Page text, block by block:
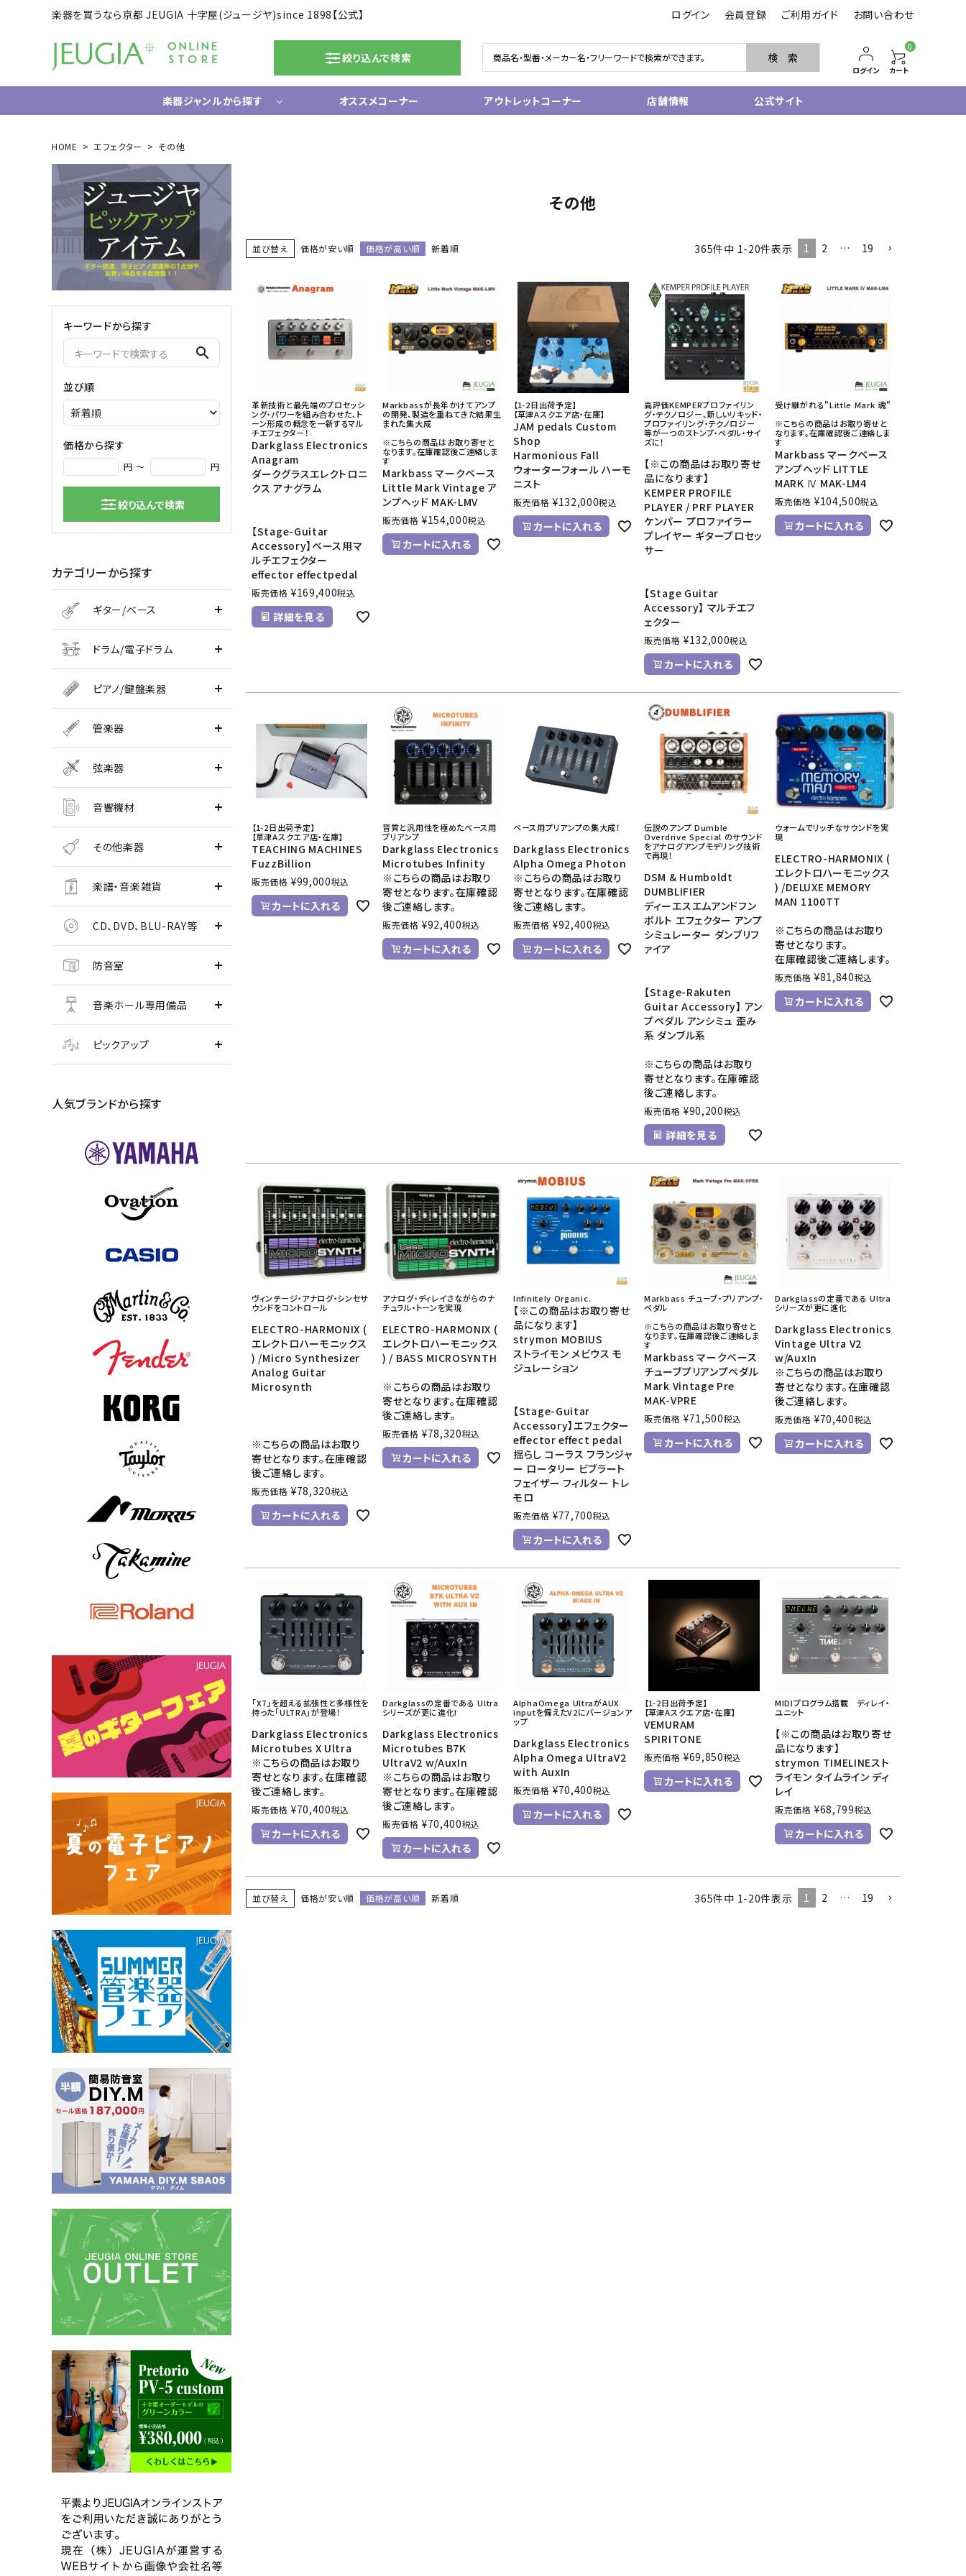
楽器を買うなら京都 JEUGIA 十字屋(ジュージヤ)since 1898【公式】 ログイン 会員登録 ご利用ガイド お問い合わせ
絞り込んで検索 検 索
ログイン
0
カート
楽器ジャンルから探す
ギター/ベース
エレキギター
エレキベース
アコースティックギター
中古ギター・アウトレットギター
ウクレレ
ギター関連小物
アンプ
エフェクター
ライフスタイルグッズ
その他金管
管楽器小物
弦楽器
クラシックギター
ハープ
弦楽器小物
音響機材
DJ
PA
マイク
その他楽器
その他楽器
ハーモニカ
鍵盤ハーモニカ
リコーダー
CD/楽譜・音楽雑貨
CD、映像ソフト等
音楽雑貨
オススメコーナー アウトレットコーナー 店舗情報 公式サイト
HOME エフェクター その他
キーワードから探す
search
並び順
価格から探す
円 ～ 円
絞り込んで検索
カテゴリーから探す
ギター/ベース
ドラム/電子ドラム
ピアノ/鍵盤楽器
管楽器
弦楽器
音響機材
その他楽器
楽譜・音楽雑貨
CD、DVD、BLU-RAY等
防音室
音楽ホール専用備品
ピックアップ
人気ブランドから探す
その他
並び替え 価格が安い順 価格が高い順 新着順 365件中 1-20件表示 1 2 … 19
革新技術と最先端のプロセッシ
ング・パワーを組み合わせた、ト
ーン形成の概念を一新するマル
チエフェクター！
Darkglass Electronics
Anagram
ダークグラスエレクトロニ
クス アナグラム
【Stage-Guitar
Accessory】ベース用マ
ルチエフェクター
effector effectpedal
販売価格 ¥169,400税込
詳細を見る
Markbassが長年かけてアンプ
の開発、製造を重ねてきた結果生
まれた集大成
※こちらの商品はお取り寄せと
なります。在庫確認後ご連絡しま
す
Markbass マークベース
Little Mark Vintage ア
ンプヘッド MAK-LMV
販売価格 ¥154,000税込
カートに入れる
【1-2日出荷予定】
【草津Aスクエア店・在庫】
JAM pedals Custom
Shop
Harmonious Fall
ウォーターフォール ハーモ
ニスト
販売価格 ¥132,000税込
カートに入れる
高評価KEMPERプロファイリン
グ・テクノロジー、新しいリキッド・
プロファイリング・テクノロジー
等が一つのストンプ・ペダル・サイ
ズに！
【※この商品はお取り寄せ
品になります】
KEMPER PROFILE
PLAYER / PRF PLAYER
ケンパー プロファイラー
プレイヤー ギタープロセッ
サー
【Stage Guitar
Accessory】 マルチエフ
ェクター
販売価格 ¥132,000税込
カートに入れる
受け継がれる"Little Mark 魂"
※こちらの商品はお取り寄せと
なります。在庫確認後ご連絡しま
す
Markbass マークベース
アンプヘッド LITTLE
MARK Ⅳ MAK-LM4
販売価格 ¥104,500税込
カートに入れる
【1-2日出荷予定】
【草津Aスクエア店・在庫】
TEACHING MACHINES
FuzzBillion
販売価格 ¥99,000税込
カートに入れる
音質と汎用性を極めたベース用
プリアンプ
Darkglass Electronics
Microtubes Infinity
※こちらの商品はお取り
寄せとなります。在庫確認
後ご連絡します。
販売価格 ¥92,400税込
カートに入れる
ベース用プリアンプの集大成！
Darkglass Electronics
Alpha Omega Photon
※こちらの商品はお取り
寄せとなります。在庫確認
後ご連絡します。
販売価格 ¥92,400税込
カートに入れる
伝説のアンプ Dumble
Overdrive Special のサウンド
をアナログアンプモデリング技術
で再現！
DSM & Humboldt
DUMBLIFIER
ディーエスエムアンドフン
ボルト エフェクター アンプ
シミュレーター ダンブリフ
ァイア
【Stage-Rakuten
Guitar Accessory】 アン
プペダル アンシミュ 歪み
系 ダンブル系
※こちらの商品はお取り
寄せとなります。在庫確認
後ご連絡します。
販売価格 ¥90,200税込
詳細を見る
ウォームでリッチなサウンドを実
現
ELECTRO-HARMONIX (
エレクトロハーモニックス
) /DELUXE MEMORY
MAN 1100TT
※こちらの商品はお取り
寄せとなります。
在庫確認後ご連絡します。
販売価格 ¥81,840税込
カートに入れる
ヴィンテージ・アナログ・シンセサ
ウンドをコントロール
ELECTRO-HARMONIX (
エレクトロハーモニックス
) /Micro Synthesizer
Analog Guitar
Microsynth
※こちらの商品はお取り
寄せとなります。在庫確認
後ご連絡します。
販売価格 ¥78,320税込
カートに入れる
アナログ・ディレイさながらのナ
チュラル・トーンを実現
ELECTRO-HARMONIX (
エレクトロハーモニックス
) / BASS MICROSYNTH
※こちらの商品はお取り
寄せとなります。在庫確認
後ご連絡します。
販売価格 ¥78,320税込
カートに入れる
Infinitely Organic.
【※この商品はお取り寄せ
品になります】
strymon MOBIUS
ストライモン メビウス モ
ジュレーション
【Stage-Guitar
Accessory】エフェクター
effector effect pedal
揺らし コーラス フランジャ
ー ロータリー ビブラート
フェイザー フィルター トレ
モロ
販売価格 ¥77,700税込
カートに入れる
Markbass チューブ・プリアンプ・
ペダル
※こちらの商品はお取り寄せと
なります。在庫確認後ご連絡しま
す
Markbass マークベース
チューブプリアンプペダル
Mark Vintage Pre
MAK-VPRE
販売価格 ¥71,500税込
カートに入れる
Darkglassの定番である Ultra
シリーズが更に進化
Darkglass Electronics
Vintage Ultra V2
w/AuxIn
※こちらの商品はお取り
寄せとなります。在庫確認
後ご連絡します。
販売価格 ¥70,400税込
カートに入れる
｢X7｣を超える拡張性と多様性を
持った｢ULTRA｣が登場！
Darkglass Electronics
Microtubes X Ultra
※こちらの商品はお取り
寄せとなります。在庫確認
後ご連絡します。
販売価格 ¥70,400税込
カートに入れる
Darkglassの定番である Ultra
シリーズが更に進化!
Darkglass Electronics
Microtubes B7K
UltraV2 w/AuxIn
※こちらの商品はお取り
寄せとなります。在庫確認
後ご連絡します。
販売価格 ¥70,400税込
カートに入れる
AlphaOmega UltraがAUX
inputを備えたV2にバージョンア
ップ
Darkglass Electronics
Alpha Omega UltraV2
with AuxIn
販売価格 ¥70,400税込
カートに入れる
【1-2日出荷予定】
【草津Aスクエア店・在庫】
VEMURAM
SPIRITONE
販売価格 ¥69,850税込
カートに入れる
MIDIプログラム搭載 ディレイ・
ユニット
【※この商品はお取り寄せ
品になります】
strymon TIMELINEスト
ライモン タイムライン ディ
レイ
販売価格 ¥68,799税込
カートに入れる
並び替え 価格が安い順 価格が高い順 新着順 365件中 1-20件表示 1 2 … 19